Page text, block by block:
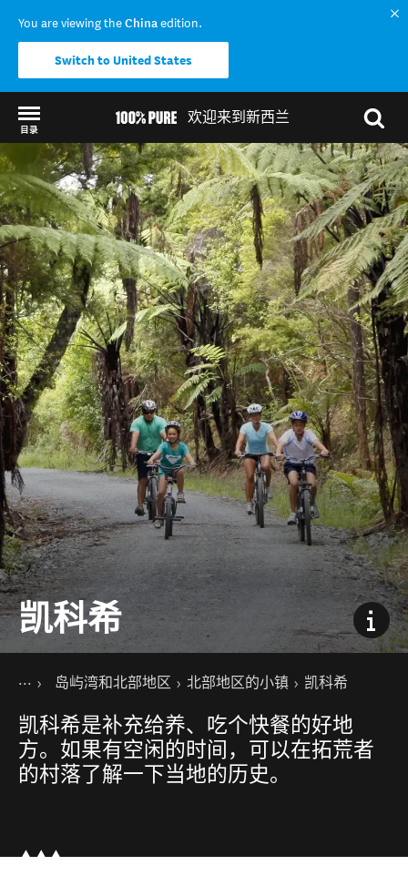
You are viewing theChinaedition.
Switch to United States
欢迎来到新西兰
目录
Back to my results
凯科希
你的位置
主页岛屿湾和北部地区 北部地区的小镇 凯科希
凯科希是补充给养、吃个快餐的好地
方。如果有空闲的时间，可以在拓荒者
的村落了解一下当地的历史。